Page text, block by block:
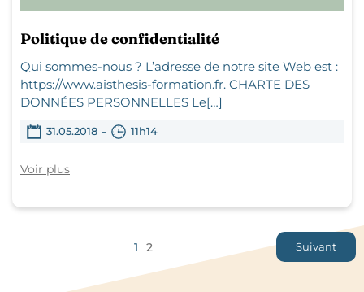
Politique de confidentialité
Qui sommes-nous ? L’adresse de notre site Web est :
https://www.aisthesis-formation.fr. CHARTE DES
DONNÉES PERSONNELLES Le[…]
31.05.2018 - 11h14
Voir plus
1 2 Suivant